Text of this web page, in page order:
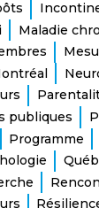
Maladie
publiques
Programme